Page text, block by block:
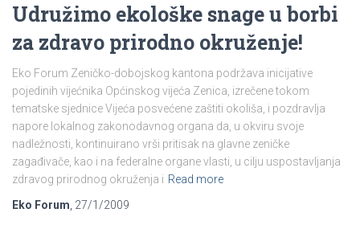
Udružimo ekološke snage u borbi
za zdravo prirodno okruženje!
Eko Forum Zeničko-dobojskog kantona podržava inicijative
pojedinih vijećnika Općinskog vijeća Zenica, izrečene tokom
tematske sjednice Vijeća posvećene zaštiti okoliša, i pozdravlja
napore lokalnog zakonodavnog organa da, u okviru svoje
nadležnosti, kontinuirano vrši pritisak na glavne zeničke
zagađivače, kao i na federalne organe vlasti, u cilju uspostavljanja
zdravog prirodnog okruženja i Read more
Eko Forum, 27/1/2009